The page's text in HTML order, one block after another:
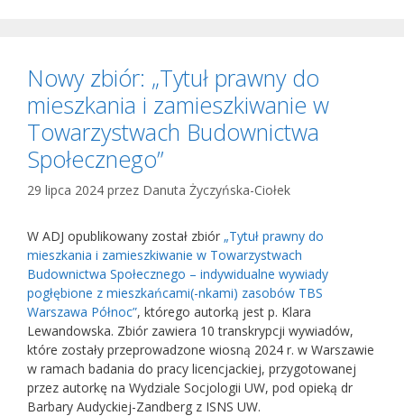
Nowy zbiór: „Tytuł prawny do
mieszkania i zamieszkiwanie w
Towarzystwach Budownictwa
Społecznego”
29 lipca 2024 przez Danuta Życzyńska-Ciołek
W ADJ opublikowany został zbiór „Tytuł prawny do
mieszkania i zamieszkiwanie w Towarzystwach
Budownictwa Społecznego – indywidualne wywiady
pogłębione z mieszkańcami(-nkami) zasobów TBS
Warszawa Północ”, którego autorką jest p. Klara
Lewandowska. Zbiór zawiera 10 transkrypcji wywiadów,
które zostały przeprowadzone wiosną 2024 r. w Warszawie
w ramach badania do pracy licencjackiej, przygotowanej
przez autorkę na Wydziale Socjologii UW, pod opieką dr
Barbary Audyckiej-Zandberg z ISNS UW.